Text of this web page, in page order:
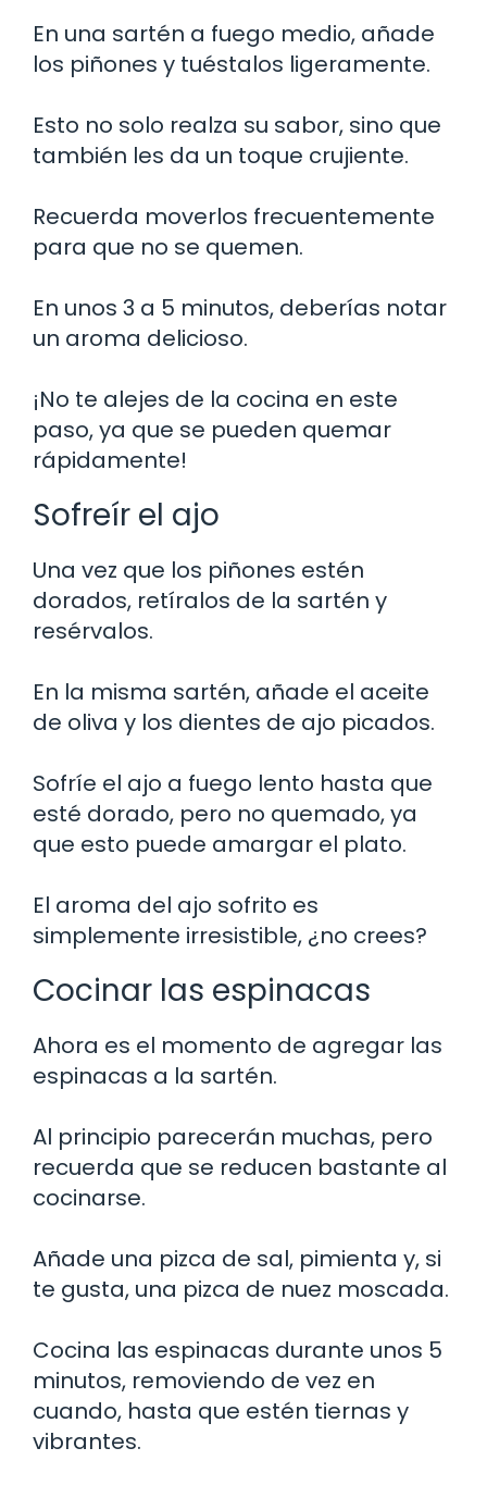
En una sartén a fuego medio, añade
los piñones y tuéstalos ligeramente.
Esto no solo realza su sabor, sino que
también les da un toque crujiente.
Recuerda moverlos frecuentemente
para que no se quemen.
En unos 3 a 5 minutos, deberías notar
un aroma delicioso.
¡No te alejes de la cocina en este
paso, ya que se pueden quemar
rápidamente!
Sofreír el ajo
Una vez que los piñones estén
dorados, retíralos de la sartén y
resérvalos.
En la misma sartén, añade el aceite
de oliva y los dientes de ajo picados.
Sofríe el ajo a fuego lento hasta que
esté dorado, pero no quemado, ya
que esto puede amargar el plato.
El aroma del ajo sofrito es
simplemente irresistible, ¿no crees?
Cocinar las espinacas
Ahora es el momento de agregar las
espinacas a la sartén.
Al principio parecerán muchas, pero
recuerda que se reducen bastante al
cocinarse.
Añade una pizca de sal, pimienta y, si
te gusta, una pizca de nuez moscada.
Cocina las espinacas durante unos 5
minutos, removiendo de vez en
cuando, hasta que estén tiernas y
vibrantes.